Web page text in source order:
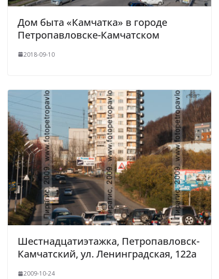
Дом быта «Камчатка» в городе
Петропавловске-Камчатском
2018-09-10
Шестнадцатиэтажка, Петропавловск-
Камчатский, ул. Ленинградская, 122а
2009-10-24